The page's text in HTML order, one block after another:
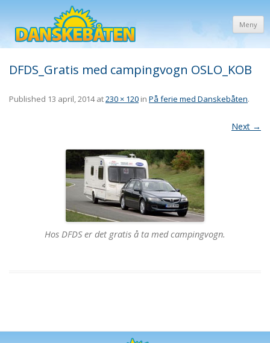
Meny
DFDS_Gratis med campingvogn OSLO_KOB
Published 13 april, 2014at230 × 120 in På ferie med Danskebåten.
Next →
Hos DFDS er det gratis å ta med campingvogn.